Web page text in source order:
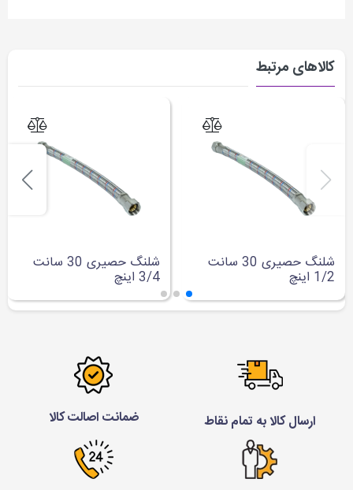
کالاهای مرتبط
شلنگ حصیری 30 سانت
1/2 اینچ
شلنگ حصیری 30 سانت
3/4 اینچ
ارسال کالا به تمام نقاط ضمانت اصالت کالا